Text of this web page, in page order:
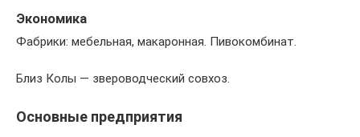
Экономика
Фабрики: мебельная, макаронная. Пивокомбинат.
Близ Колы — звероводческий совхоз.
Основные предприятия